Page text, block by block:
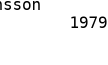
1979